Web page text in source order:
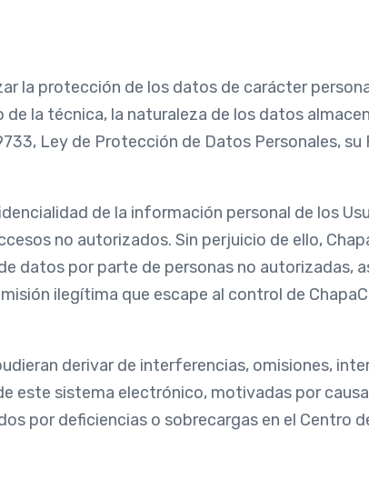
la protección de los datos de carácter
la técnica, la naturaleza de los datos
Ley de Protección de Datos Personales, su
de la información personal de los
no autorizados. Sin perjuicio de ello,
datos por parte de personas no autorizadas,
ilegítima que escape al control de
derivar de interferencias, omisiones,
sistema electrónico, motivadas por
por deficiencias o sobrecargas en el Centro